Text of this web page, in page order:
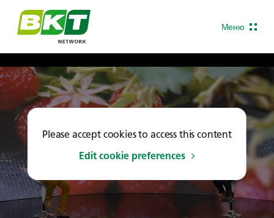
Меню
Please accept cookies to access this content
Edit cookie preferences